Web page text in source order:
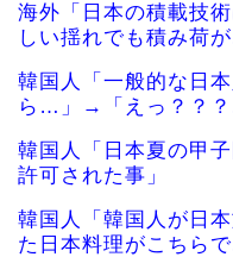
海外「日本の積載技
しい揺れでも積み荷
韓国人「一般的な日
ら…」→「えっ？？
韓国人「日本夏の甲
許可された事」
韓国人「韓国人が日
た日本料理がこちら